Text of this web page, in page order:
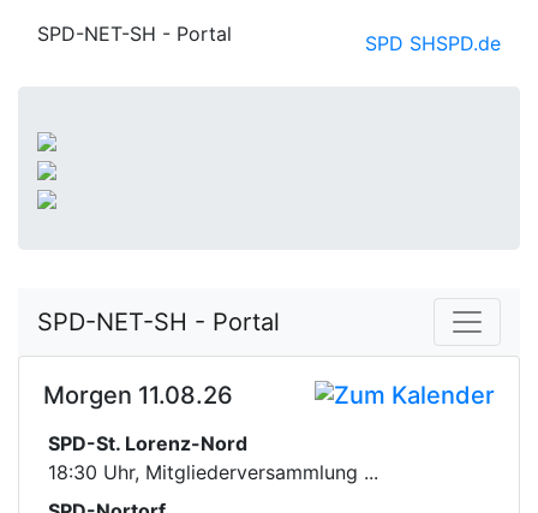
SPD-NET-SH - Portal SPD SHSPD.de
SPD-NET-SH - Portal
Morgen 11.08.26
SPD-St. Lorenz-Nord
18:30 Uhr, Mitgliederversammlung ...